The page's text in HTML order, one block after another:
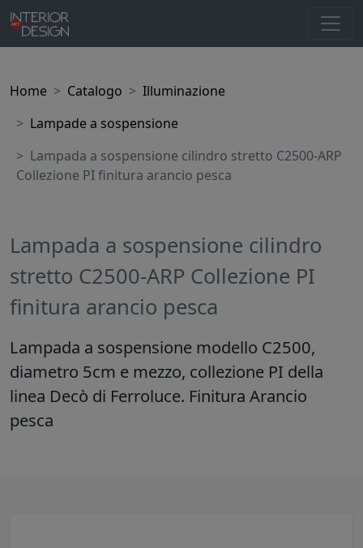
Home Catalogo
Illuminazione
Lampade a sospensione
Lampada a sospensione cilindro stretto C2500-ARP
Collezione PI finitura arancio pesca
Lampada a sospensione cilindro
stretto C2500-ARP Collezione PI
finitura arancio pesca
Lampada a sospensione modello C2500,
diametro 5cm e mezzo, collezione PI della
linea Decò di Ferroluce. Finitura Arancio
pesca